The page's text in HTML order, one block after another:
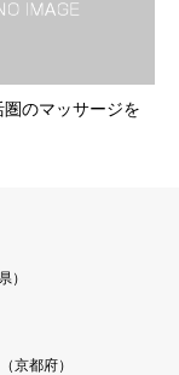
圏のマッサージを
）
（京都府）